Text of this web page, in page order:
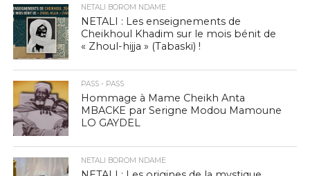
NETALI BOROM NDAME
NETALI : Les enseignements de
Cheikhoul Khadim sur le mois bénit de
« Zhoul-hijja » (Tabaski) !
PASS - PASS
Hommage à Mame Cheikh Anta
MBACKE par Serigne Modou Mamoune
LO GAYDEL
NETALI BOROM NDAME